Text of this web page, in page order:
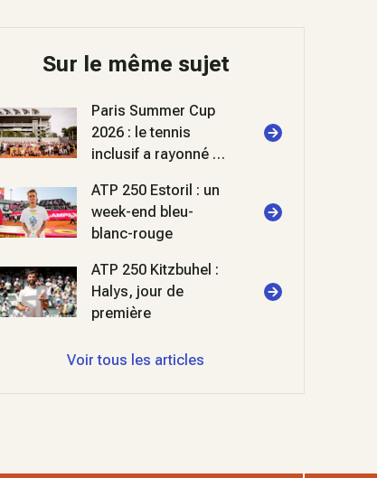
Sur le même sujet
Paris Summer Cup
2026 : le tennis
inclusif a rayonné à
ATP 250 Estoril : un
week-end bleu-
blanc-rouge
ATP 250 Kitzbuhel :
Halys, jour de
première
Voir tous les articles